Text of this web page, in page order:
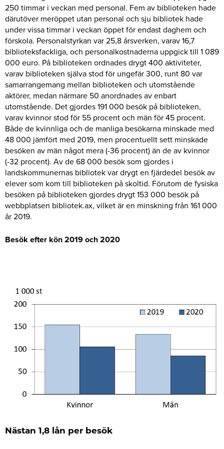
250 timmar i veckan med personal. Fem av biblioteken hade
därutöver meröppet utan personal och sju bibliotek hade
under vissa timmar i veckan öppet för endast daghem och
förskola. Personalstyrkan var 25,8 årsverken, varav 16,7
biblioteksfackliga, och personalkostnaderna uppgick till 1 089
000 euro. På biblioteken ordnades drygt 400 aktiviteter,
varav biblioteken själva stod för ungefär 300, runt 80 var
samarrangemang mellan biblioteken och utomstående
aktörer, medan närmare 50 anordnades av enbart
utomstående. Det gjordes 191 000 besök på biblioteken,
varav kvinnor stod för 55 procent och män för 45 procent.
Både de kvinnliga och de manliga besökarna minskade med
48 000 jämfört med 2019, men procentuellt sett minskade
besöken av män något mera (-36 procent) än de av kvinnor
(-32 procent). Av de 68 000 besök som gjordes i
landskommunernas bibliotek var drygt en fjärdedel besök av
elever som kom till biblioteken på skoltid. Förutom de fysiska
besöken på biblioteken gjordes drygt 153 000 besök på
webbplatsen bibliotek.ax, vilket är en minskning från 161 000
år 2019.
Besök efter kön 2019 och 2020
Nästan 1,8 lån per besök